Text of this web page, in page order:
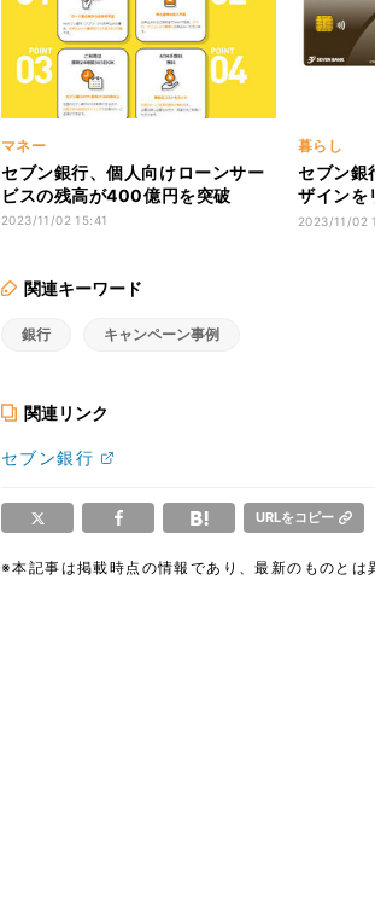
マネー
セブン銀行、個人向けローンサー
ビスの残高が400億円を突破
2023/11/02 15:41
暮らし
セブン銀
ザインを
に対応し
2023/11/02
関連キーワード
銀行 キャンペーン事例
関連リンク
セブン銀行
URLをコピー
※本記事は掲載時点の情報であり、最新のものとは